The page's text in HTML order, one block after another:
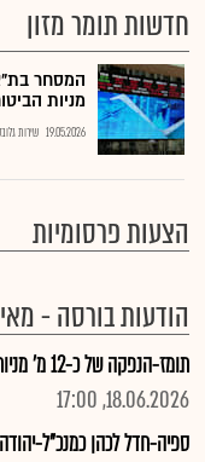
חדשות תומר מזון
המסחר
מניות
19.05.2026 שירות
הצעות פרסומיות
הודעות בורסה -
תומז-הנפקה של כ-12 מ' מניות וכ-8.4מ' כ.אופ' תמורת כ-14.7 מ'שח
18.06.2026, 17:00
ספיה-חדל לכהן כמנכ"ל-יהודה